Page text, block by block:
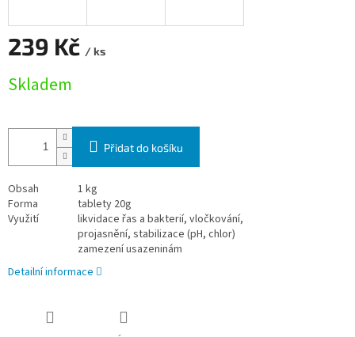
239 Kč / ks
Skladem
Přidat do košíku
Obsah
1 kg
Forma
tablety 20g
Využití
likvidace řas a bakterií, vločkování,
projasnění, stabilizace (pH, chlor)
zamezení usazeninám
Detailní informace